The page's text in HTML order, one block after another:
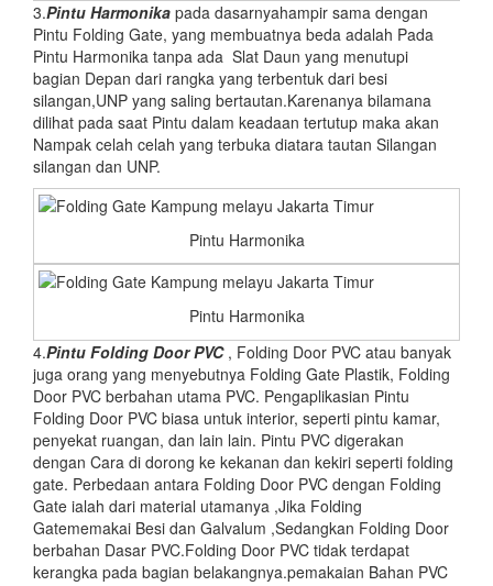
3.Pintu Harmonika pada dasarnyahampir sama dengan
Pintu Folding Gate, yang membuatnya beda adalah Pada
Pintu Harmonika tanpa ada Slat Daun yang menutupi
bagian Depan dari rangka yang terbentuk dari besi
silangan,UNP yang saling bertautan.Karenanya bilamana
dilihat pada saat Pintu dalam keadaan tertutup maka akan
Nampak celah celah yang terbuka diatara tautan Silangan
silangan dan UNP.
Pintu Harmonika
Pintu Harmonika
4.Pintu Folding Door PVC, Folding Door PVC atau banyak
juga orang yang menyebutnya Folding Gate Plastik, Folding
Door PVC berbahan utama PVC. Pengaplikasian Pintu
Folding Door PVC biasa untuk interior, seperti pintu kamar,
penyekat ruangan, dan lain lain. Pintu PVC digerakan
dengan Cara di dorong ke kekanan dan kekiri seperti folding
gate. Perbedaan antara Folding Door PVC dengan Folding
Gate ialah dari material utamanya ,Jika Folding
Gatememakai Besi dan Galvalum ,Sedangkan Folding Door
berbahan Dasar PVC.Folding Door PVC tidak terdapat
kerangka pada bagian belakangnya.pemakaian Bahan PVC